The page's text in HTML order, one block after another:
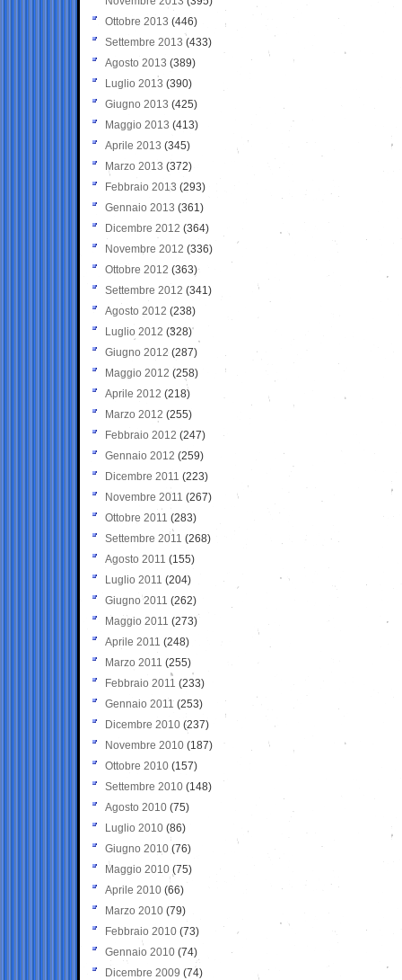
Ottobre 2013 (446)
Settembre 2013 (433)
Agosto 2013 (389)
Luglio 2013 (390)
Giugno 2013 (425)
Maggio 2013 (413)
Aprile 2013 (345)
Marzo 2013 (372)
Febbraio 2013 (293)
Gennaio 2013 (361)
Dicembre 2012 (364)
Novembre 2012 (336)
Ottobre 2012 (363)
Settembre 2012 (341)
Agosto 2012 (238)
Luglio 2012 (328)
Giugno 2012 (287)
Maggio 2012 (258)
Aprile 2012 (218)
Marzo 2012 (255)
Febbraio 2012 (247)
Gennaio 2012 (259)
Dicembre 2011 (223)
Novembre 2011 (267)
Ottobre 2011 (283)
Settembre 2011 (268)
Agosto 2011 (155)
Luglio 2011 (204)
Giugno 2011 (262)
Maggio 2011 (273)
Aprile 2011 (248)
Marzo 2011 (255)
Febbraio 2011 (233)
Gennaio 2011 (253)
Dicembre 2010 (237)
Novembre 2010 (187)
Ottobre 2010 (157)
Settembre 2010 (148)
Agosto 2010 (75)
Luglio 2010 (86)
Giugno 2010 (76)
Maggio 2010 (75)
Aprile 2010 (66)
Marzo 2010 (79)
Febbraio 2010 (73)
Gennaio 2010 (74)
Dicembre 2009 (74)